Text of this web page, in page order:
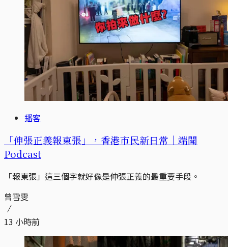
播客
「伸張正義報東張」，香港市民新日常｜端聞
Podcast
「報東張」這三個字就好像是伸張正義的最重要手段。
曾雪雯
13 小時前